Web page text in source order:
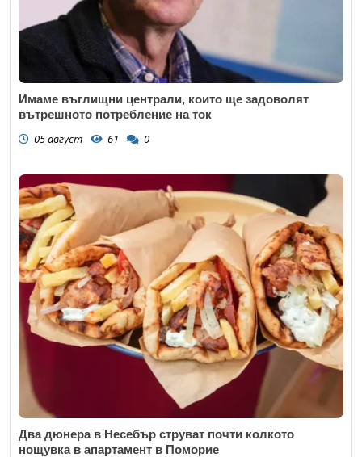
Имаме въглищни централи, които ще задоволят
вътрешното потребление на ток
05 август 61 0
Два дюнера в Несебър струват почти колкото
нощувка в апартамент в Поморие